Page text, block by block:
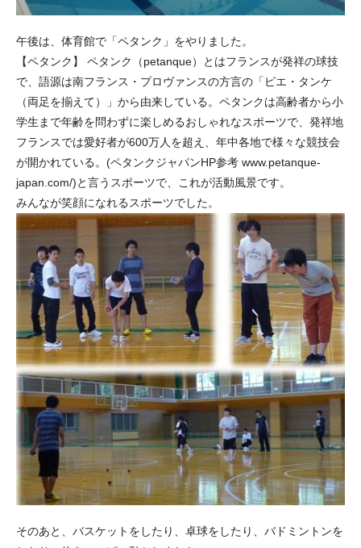
午後は、体育館で「ペタンク」をやりました。
【ペタンク】 ペタンク（petanque）とはフランスが発祥の球技
で、語源は南フランス・プロヴァンスの方言の「ピエ・タンケ
（両足を揃えて）」から由来している。ペタンクは高齢者から小
学生まで年齢を問わずに楽しめるおしゃれなスポーツで、発祥地
フランスでは愛好者が600万人を超え、年中各地で様々な競技会
が開かれている。(ペタンクジャパンHP参考 www.petanque-
japan.com/)と言うスポーツで、これが活動風景です。
みんなが笑顔になれるスポーツでした。
そのあと、バスケットをしたり、卓球をしたり、バドミントンを